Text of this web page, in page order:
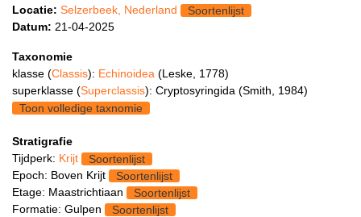
Locatie: Selzerbeek, Nederland
Soortenlijst
Datum: 21-04-2025
Taxonomie
klasse (Classis): Echinoidea (Leske, 1778)
superklasse (Superclassis): Cryptosyringida (Smith, 1984)
Toon volledige taxnomie
Stratigrafie
Tijdperk: Krijt
Soortenlijst
Epoch: Boven Krijt
Soortenlijst
Etage: Maastrichtiaan
Soortenlijst
Formatie: Gulpen
Soortenlijst